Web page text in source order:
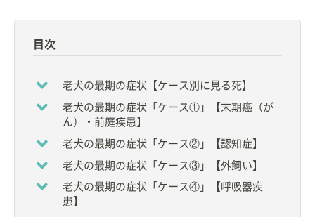
【学歴・経歴】
◇2009年：アニマルプラザ ドッグトレーナーズカレ
ッジ 卒業
◇2009年：ペットスペース&アニマルクリニックま
りも
開業
◇2011年：女性獣医師ネットワーク設立（2016年一
◇2017年：株式会社ＷＶＮ設立
【資格】
目次
老犬の最期の症状【ケース別に見る死】
老犬の最期の症状「ケース①」【末期癌（が
ん）・前庭疾患】
老犬の最期の症状「ケース②」【認知症】
老犬の最期の症状「ケース③」【外飼い】
老犬の最期の症状「ケース④」【呼吸器疾
患】